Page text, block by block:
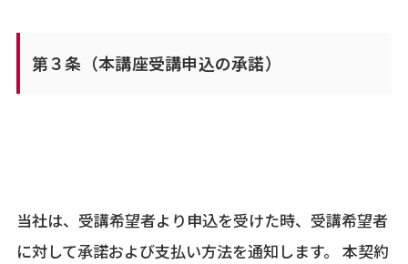
第３条（本講座受講申込の承諾）
当社は、受講希望者より申込を受けた時、受講希望者
に対して承諾および支払い方法を通知します。 本契約